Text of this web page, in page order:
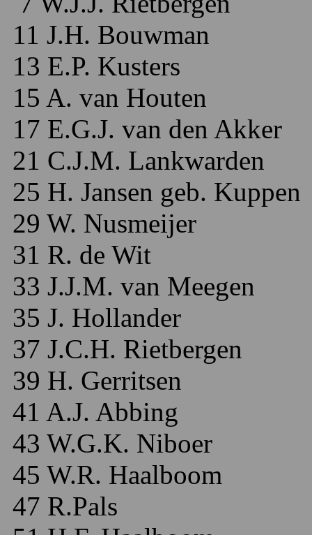
11 J.H. Bouwman
13 E.P. Kusters
15 A. van Houten
17 E.G.J. van den Akker
21 C.J.M. Lankwarden
25 H. Jansen geb. Kuppen
29 W. Nusmeijer
31 R. de Wit
33 J.J.M. van Meegen
35 J. Hollander
37 J.C.H. Rietbergen
39 H. Gerritsen
41 A.J. Abbing
43 W.G.K. Niboer
45 W.R. Haalboom
47 R.Pals